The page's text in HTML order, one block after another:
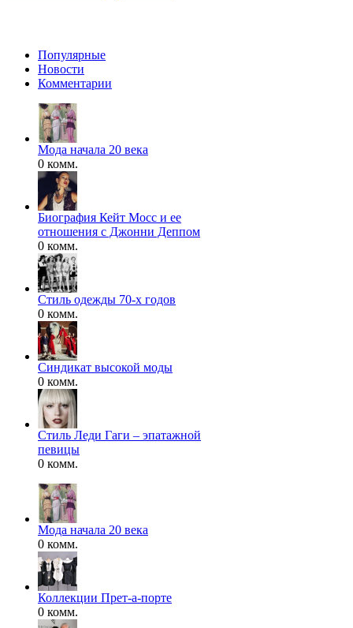
Популярные
Новости
Комментарии
Мода начала 20 века
0 комм.
Биография Кейт Мосс и ее
отношения с Джонни Деппом
0 комм.
Стиль одежды 70-х годов
0 комм.
Синдикат высокой моды
0 комм.
Стиль Леди Гаги – эпатажной
певицы
0 комм.
Мода начала 20 века
0 комм.
Коллекции Прет-а-порте
0 комм.